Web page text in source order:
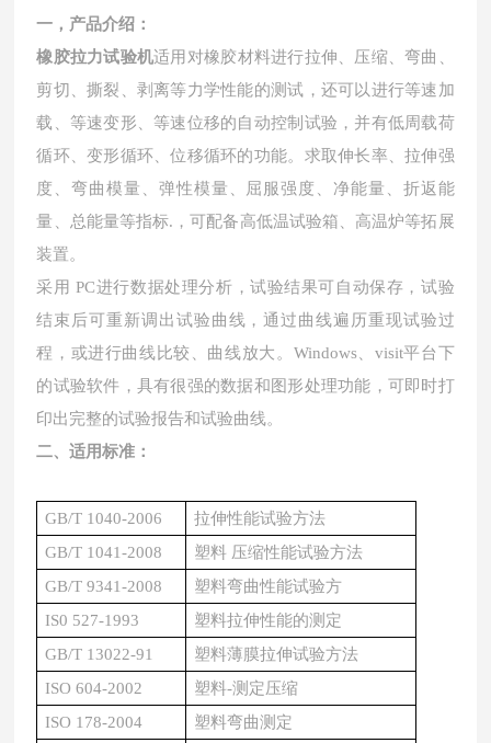
一，产品介绍：
橡胶拉力试验机适用对橡胶材料进行拉伸、压缩、弯曲、
剪切、撕裂、剥离等力学性能的测试，还可以进行等速加
载、等速变形、等速位移的自动控制试验，并有低周载荷
循环、变形循环、位移循环的功能。求取伸长率、拉伸强
度、弯曲模量、弹性模量、屈服强度、净能量、折返能
量、总能量等指标. ，可配备高低温试验箱、高温炉等拓展
装置。
采用 PC进行数据处理分析，试验结果可自动保存，试验
结束后可重新调出试验曲线，通过曲线遍历重现试验过
程，或进行曲线比较、曲线放大。 Windows visit平台下
的试验软件，具有很强的数据和图形处理功能，可即时打
印出完整的试验报告和试验曲线。
二、适用标准：
GB/T 1040-2006
拉伸性能试验方法
GB/T 1041-2008
塑料 压缩性能试验方法
GB/T 9341-2008
塑料弯曲性能试验方
IS0 527-1993
塑料拉伸性能的测定
GB/T 13022-91
塑料薄膜拉伸试验方法
ISO 604-2002
塑料-测定压缩
ISO 178-2004
塑料弯曲测定